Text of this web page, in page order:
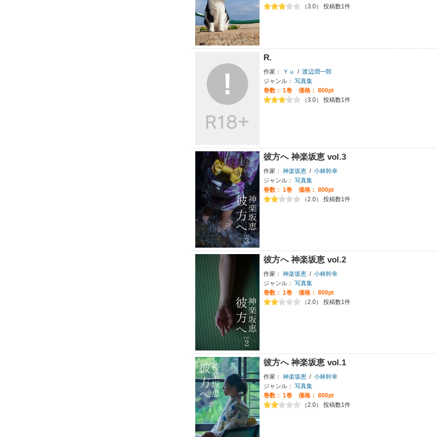
（3.0） 投稿数1件
R.
作家： Ｙｕ / 渡辺潤一郎
ジャンル： 写真集
巻数： 1巻
価格： 800pt
（3.0） 投稿数1件
彼方へ 神楽坂恵 vol.3
作家： 神楽坂恵 / 小林幹幸
ジャンル： 写真集
巻数： 1巻
価格： 800pt
（2.0） 投稿数1件
彼方へ 神楽坂恵 vol.2
作家： 神楽坂恵 / 小林幹幸
ジャンル： 写真集
巻数： 1巻
価格： 800pt
（2.0） 投稿数1件
彼方へ 神楽坂恵 vol.1
作家： 神楽坂恵 / 小林幹幸
ジャンル： 写真集
巻数： 1巻
価格： 800pt
（2.0） 投稿数1件